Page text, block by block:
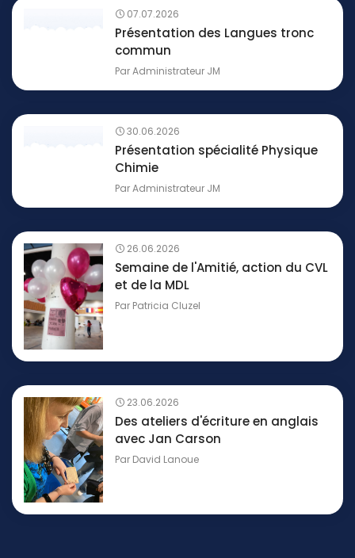
07.07.2026
Présentation des Langues tronc
commun
ParAdministrateur JM
30.06.2026
Présentation spécialité Physique
Chimie
ParAdministrateur JM
26.06.2026
Semaine de l'Amitié, action du CVL
et de la MDL
Par Patricia Cluzel
23.06.2026
Des ateliers d'écriture en anglais
avec Jan Carson
Par David Lanoue